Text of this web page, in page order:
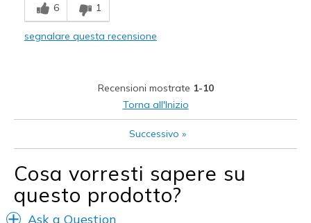
Stylish
Feels true to width
Sizing
Feels half size too big
Shoes are for Wearing
6 1
segnalare questa recensione
Recensioni mostrate 1-10
Torna all'Inizio
Successivo »
Cosa vorresti sapere su
questo prodotto?
Ask a Question